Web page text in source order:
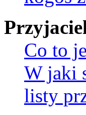
Co to
W jaki
listy